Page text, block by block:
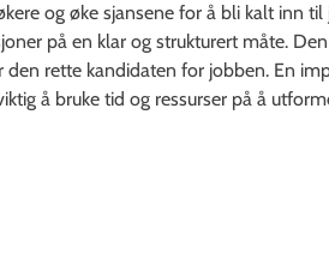
og øke sjansene for å bli kalt inn
på en klar og strukturert måte.
den rette kandidaten for jobben. En
å bruke tid og ressurser på å